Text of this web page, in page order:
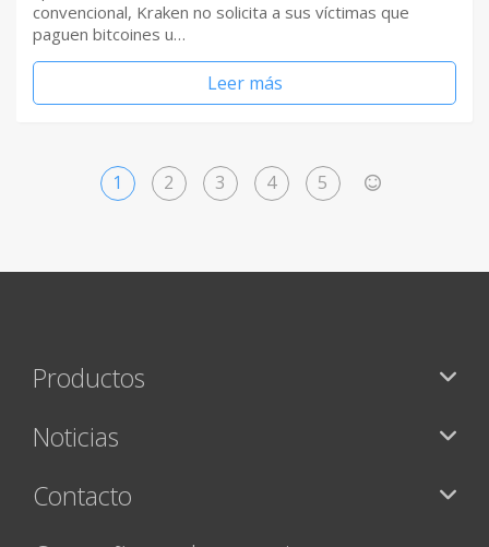
convencional, Kraken no solicita a sus víctimas que
paguen bitcoines u…
Leer más
1 2 3 4 5
Productos
Noticias
Contacto